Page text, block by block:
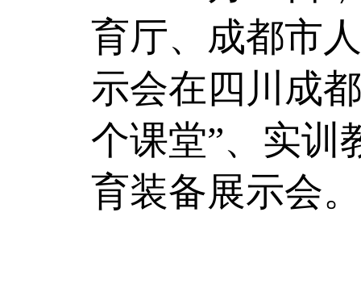
育厅、成都市
示会在四川成
个课堂”、实训
育装备展示会。